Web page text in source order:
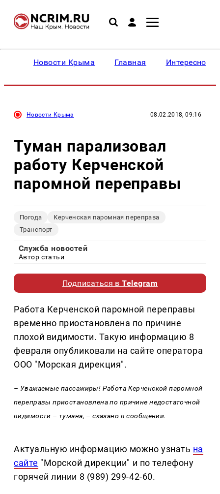
Новости Крыма Главная Интересное
Новости Крыма 08.02.2018, 09:16
Туман парализовал
работу Керченской
паромной переправы
Погода
Керченская паромная переправа
Транспорт
Служба новостей
Автор статьи
Подписаться вTelegram
Работа Керченской паромной переправы
временно приостановлена по причине
плохой видимости. Такую информацию 8
февраля опубликовали на сайте оператора
ООО "Морская дирекция".
– Уважаемые пассажиры! Работа Керченской паромной
переправы приостановлена по причине недостаточной
видимости – тумана, – сказано в сообщении.
Актуальную информацию можно узнать на
сайте "Морской дирекции" и по телефону
горячей линии 8 (989) 299-42-60.